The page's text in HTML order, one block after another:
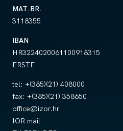
MAT.BR.
3118355
IBAN
HR3224020061100918315
ERSTE
tel: +(385)(21) 408000
fax: +(385)(21) 358650
office@izor.hr
IOR mail